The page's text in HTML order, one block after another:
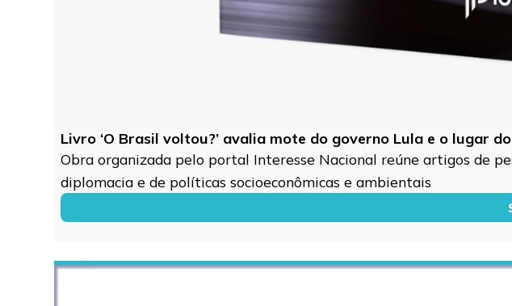
Livro ‘O Brasil voltou?’ avalia mote do governo Lula e o lugar
Obra organizada pelo portal Interesse Nacional reúne artigos de
diplomacia e de políticas socioeconômicas e ambientais